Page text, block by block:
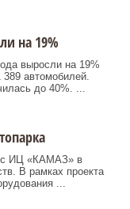
на 19%
выросли на 19%
389 автомобилей.
до 40%. ...
с ИЦ «КАМАЗ» в
В рамках проекта
...